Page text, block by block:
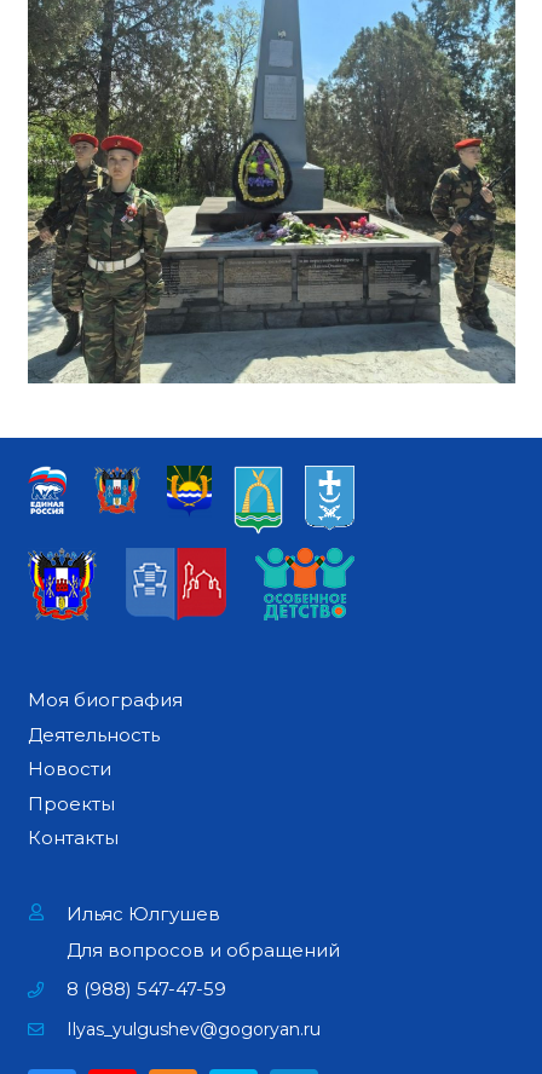
Моя биография
Деятельность
Новости
Проекты
Контакты
Ильяс Юлгушев
Для вопросов и обращений
8 (988) 547-47-59
Ilyas_yulgushev@gogoryan.ru